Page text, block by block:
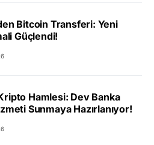
Bitcoin Transferi: Yeni
Güçlendi!
Hamlesi: Dev Banka
Sunmaya Hazırlanıyor!